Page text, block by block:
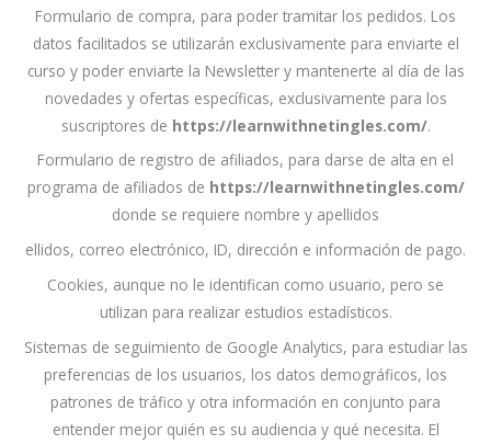
Formulario de compra, para poder tramitar los pedidos. Los
datos facilitados se utilizarán exclusivamente para enviarte el
curso y poder enviarte la Newsletter y mantenerte al día de las
novedades y ofertas específicas, exclusivamente para los
suscriptores de https://learnwithnetingles.com/.
Formulario de registro de afiliados, para darse de alta en el
programa de afiliados de https://learnwithnetingles.com/
donde se requiere nombre y apellidos
ellidos, correo electrónico, ID, dirección e información de pago.
Cookies, aunque no le identifican como usuario, pero se
utilizan para realizar estudios estadísticos.
Sistemas de seguimiento de Google Analytics, para estudiar las
preferencias de los usuarios, los datos demográficos, los
patrones de tráfico y otra información en conjunto para
entender mejor quién es su audiencia y qué necesita. El